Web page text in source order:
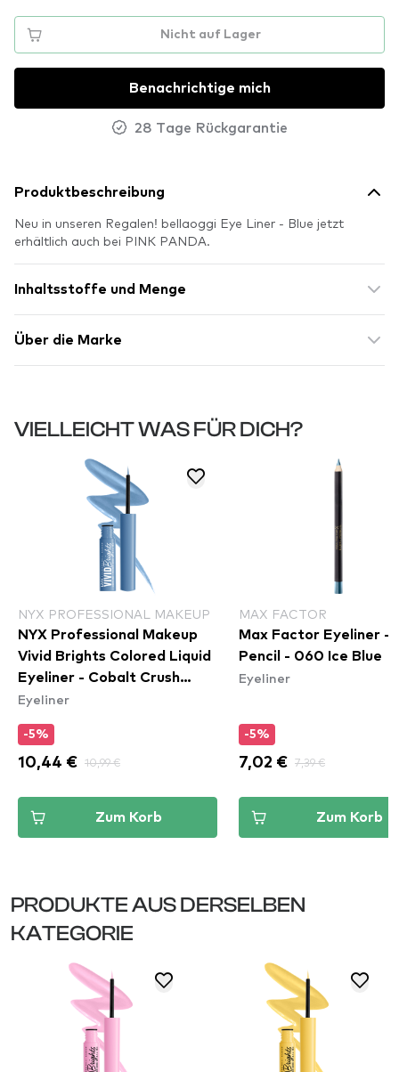
Nicht auf Lager
Benachrichtige mich
28 Tage Rückgarantie
Produktbeschreibung
Neu in unseren Regalen! bellaoggi Eye Liner - Blue jetzt
erhältlich auch bei PINK PANDA.
Inhaltsstoffe und Menge
Über die Marke
VIELLEICHT WAS FÜR DICH?
NYX PROFESSIONAL MAKEUP
NYX Professional Makeup
Vivid Brights Colored Liquid
Eyeliner - Cobalt Crush
(VBLL05)
Eyeliner
-5%
10,44 € 10,99 €
Zum Korb
MAX FACTOR
Max Factor Eyeliner -
Pencil - 060 Ice Blue
Eyeliner
-5%
7,02 € 7,39 €
Zum Korb
PRODUKTE AUS DERSELBEN
KATEGORIE